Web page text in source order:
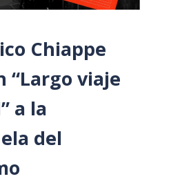
Chiappe
“Largo viaje
a la
del